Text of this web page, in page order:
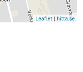
Leaflet | hitta.se